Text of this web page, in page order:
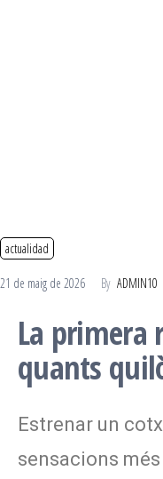
actualidad
21 de maig de 2026 By ADMIN10
La primera
quants
Estrenar un
sensacions